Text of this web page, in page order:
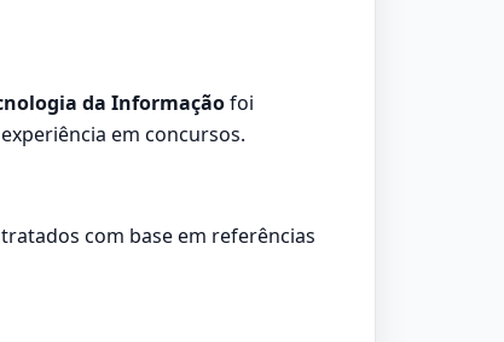
da Informaçãofoi
em concursos.
com base em referências